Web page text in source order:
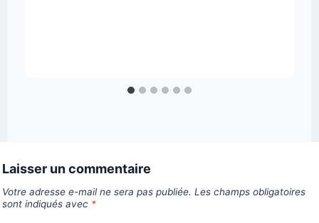
Laisser un commentaire
Votre adresse e-mail ne sera pas publiée. Les champs obligatoires
sont indiqués avec *